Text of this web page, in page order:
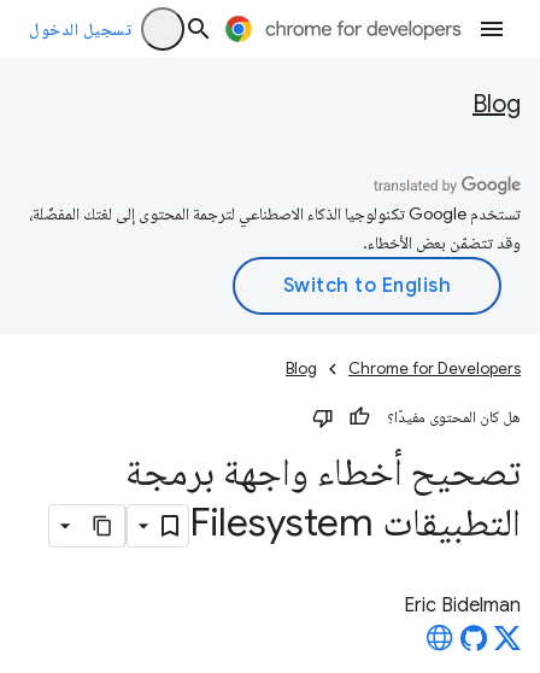
تسجيل الدخول
Blog
تستخدم Google تكنولوجيا الذكاء الاصطناعي لترجمة المحتوى إلى لغتك المفضّلة،
وقد تتضمّن بعض الأخطاء.
Chrome for Developers
Blog
هل كان المحتوى مفيدًا؟
تصحيح أخطاء واجهة برمجة
التطبيقات Filesystem
Eric Bidelman